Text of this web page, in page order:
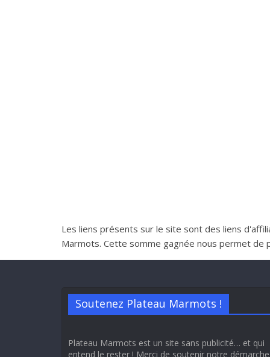
Les liens présents sur le site sont des liens
Marmots. Cette somme gagnée nous permet de
Soutenez Plateau Marmots !
Plateau Marmots est un site sans publicité… et qui
entend le rester ! Merci de soutenir notre démarche